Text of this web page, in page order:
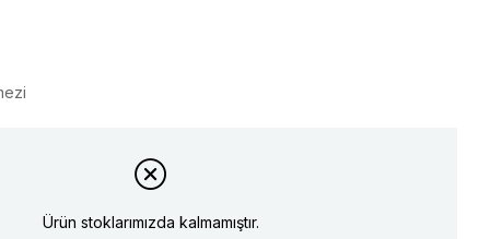
Ürün stoklarımızda kalmamıştır.